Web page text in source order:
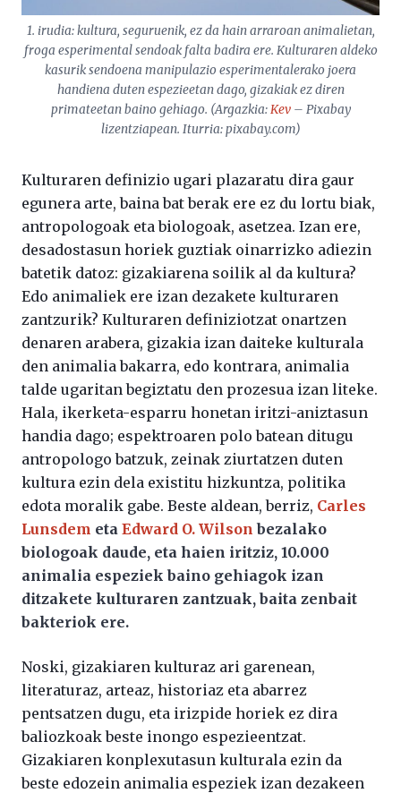
1. irudia: kultura, seguruenik, ez da hain arraroan animalietan,
froga esperimental sendoak falta badira ere. Kulturaren aldeko
kasurik sendoena manipulazio esperimentalerako joera
handiena duten espezieetan dago, gizakiak ez diren
primateetan baino gehiago. (Argazkia:Kev – Pixabay
lizentziapean. Iturria: pixabay.com)
Kulturaren definizio ugari plazaratu dira gaur
egunera arte, baina bat berak ere ez du lortu biak,
antropologoak eta biologoak, asetzea. Izan ere,
desadostasun horiek guztiak oinarrizko adiezin
batetik datoz: gizakiarena soilik al da kultura?
Edo animaliek ere izan dezakete kulturaren
zantzurik? Kulturaren definiziotzat onartzen
denaren arabera, gizakia izan daiteke kulturala
den animalia bakarra, edo kontrara, animalia
talde ugaritan begiztatu den prozesua izan liteke.
Hala, ikerketa-esparru honetan iritzi-aniztasun
handia dago; espektroaren polo batean ditugu
antropologo batzuk, zeinak ziurtatzen duten
kultura ezin dela existitu hizkuntza, politika
edota moralik gabe. Beste aldean, berriz, Carles
Lunsdem eta Edward O. Wilson bezalako
biologoak daude, eta haien iritziz, 10.000
animalia espeziek baino gehiagok izan
ditzakete kulturaren zantzuak, baita zenbait
bakteriok ere.
Noski, gizakiaren kulturaz ari garenean,
literaturaz, arteaz, historiaz eta abarrez
pentsatzen dugu, eta irizpide horiek ez dira
baliozkoak beste inongo espezieentzat.
Gizakiaren konplexutasun kulturala ezin da
beste edozein animalia espeziek izan dezakeen